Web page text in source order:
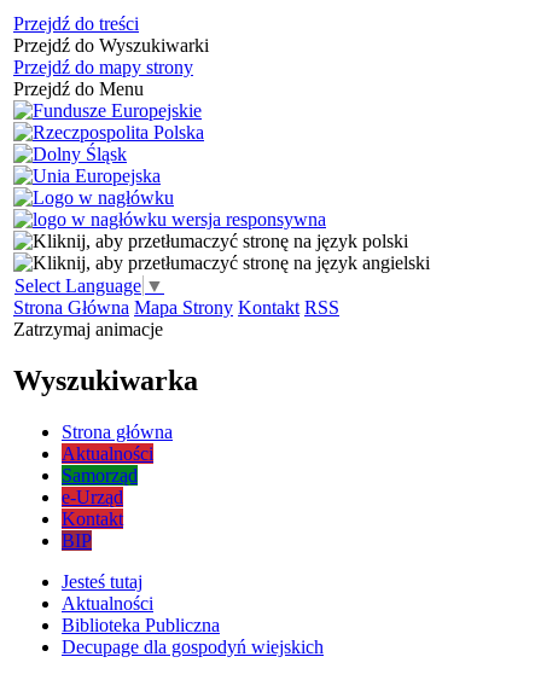
Przejdź do treści
Przejdź do Wyszukiwarki
Przejdź do mapy strony
Przejdź do Menu
Select Language ▼
Strona Główna Mapa Strony Kontakt RSS
Zatrzymaj animacje
Wyszukiwarka
Strona główna
Aktualności
Samorząd
e-Urząd
Kontakt
BIP
Jesteś tutaj
Aktualności
Biblioteka Publiczna
Decupage dla gospodyń wiejskich